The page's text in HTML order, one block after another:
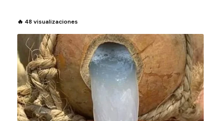
🔥 48 visualizaciones